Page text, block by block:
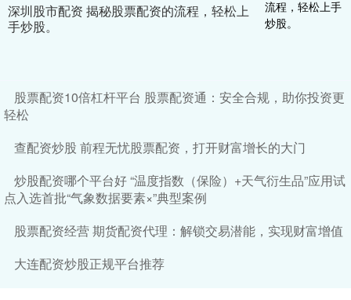
深圳股市配资 揭秘股票配资的流程，轻松上
手炒股。
股票配资10倍杠杆平台 股票配资通：安全合规，助你投资更
轻松
查配资炒股 前程无忧股票配资，打开财富增长的大门
炒股配资哪个平台好 “温度指数（保险）+天气衍生品”应用试
点入选首批“气象数据要素×”典型案例
股票配资经营 期货配资代理：解锁交易潜能，实现财富增值
大连配资炒股正规平台推荐